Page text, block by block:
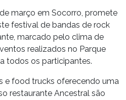
março em Socorro, promete
festival de bandas de rock
marcado pelo clima de
realizados no Parque
todos os participantes.
e food trucks oferecendo uma
restaurante Ancestral são